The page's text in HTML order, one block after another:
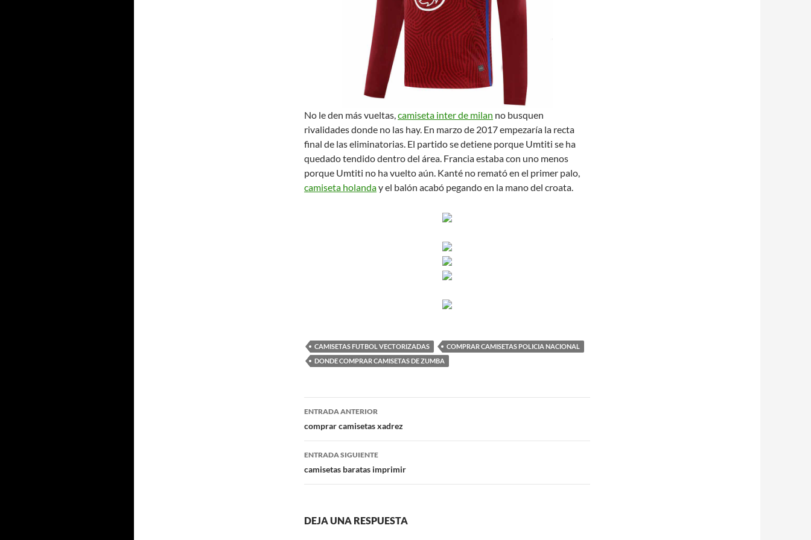
No le den más vueltas,camiseta inter de milan no busquen
rivalidades donde no las hay. En marzo de 2017 empezaría la recta
final de las eliminatorias. El partido se detiene porque Umtiti se ha
quedado tendido dentro del área. Francia estaba con uno menos
porque Umtiti no ha vuelto aún. Kanté no remató en el primer palo,
camiseta holanday el balón acabó pegando en la mano del croata.
CAMISETAS FUTBOL VECTORIZADAS
COMPRAR CAMISETAS POLICIA NACIONAL
DONDE COMPRAR CAMISETAS DE ZUMBA
Navegación
de
entradas
ENTRADA ANTERIOR
comprar camisetas xadrez
ENTRADA SIGUIENTE
camisetas baratas imprimir
DEJA UNA RESPUESTA